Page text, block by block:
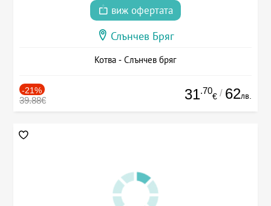
виж офертата
Слънчев Бряг
Котва - Слънчев бряг
-21%
39.88€ 31.70
€ / 62лв.